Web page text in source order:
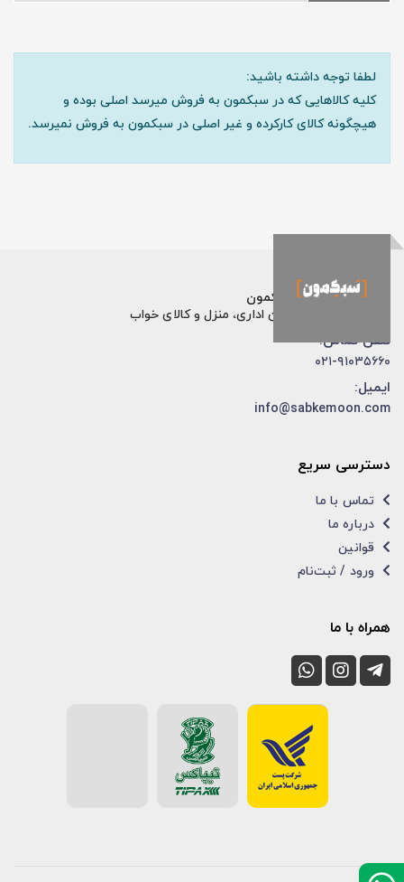
لطفا توجه داشته باشید:
کلیه کالاهایی که در سبکمون به فروش میرسد اصلی بوده و
هیچگونه کالای کارکرده و غیر اصلی در سبکمون به فروش نمیرسد.
فروشگاه اینترنتی سبکمون
فروش تخصصی مبلمان اداری، منزل و کالای خواب
تلفن تماس:
۰۲۱-۹۱۰۳۵۶۶۰
ایمیل:
info@sabkemoon.com
دسترسی سریع
تماس با ما
درباره ما
قوانین
ورود / ثبت‌نام
همراه با ما